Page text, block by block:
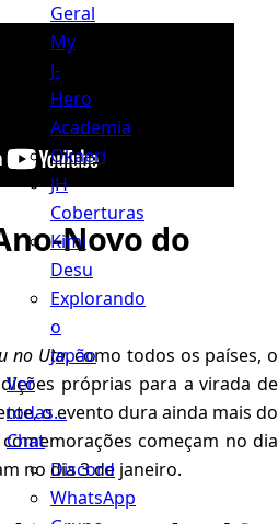
Geral
My
J-
Hero
Academia
Okaeri
JH
Coberturas
Kimi
Desu
Explorando
o
Japão
Ver
todas...
Chat
Discord
WhatsApp
Novo do
no Uta, como todos os países, o
próprias para a virada de
o evento dura ainda mais do
começam no dia
no dia 3 de janeiro.